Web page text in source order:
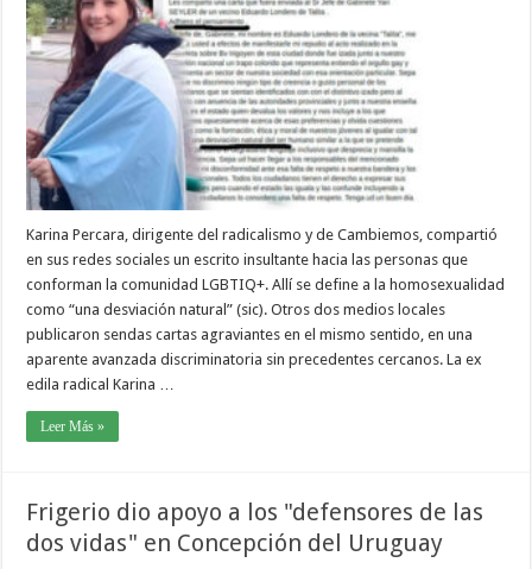
Karina Percara, dirigente del radicalismo y de Cambiemos, compartió
en sus redes sociales un escrito insultante hacia las personas que
conforman la comunidad LGBTIQ+. Allí se define a la homosexualidad
como “una desviación natural” (sic). Otros dos medios locales
publicaron sendas cartas agraviantes en el mismo sentido, en una
aparente avanzada discriminatoria sin precedentes cercanos. La ex
edila radical Karina …
Leer Más »
Frigerio dio apoyo a los "defensores de las
dos vidas" en Concepción del Uruguay